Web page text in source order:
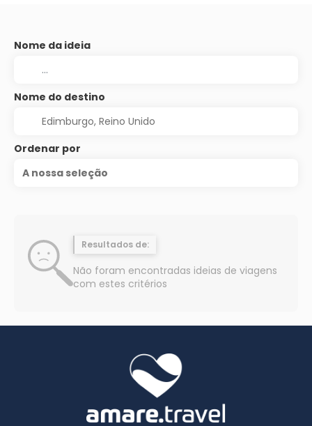
Nome da ideia
Nome do destino
Ordenar por
A nossa seleção
Resultados de:
Não foram encontradas ideias de viagens
com estes critérios